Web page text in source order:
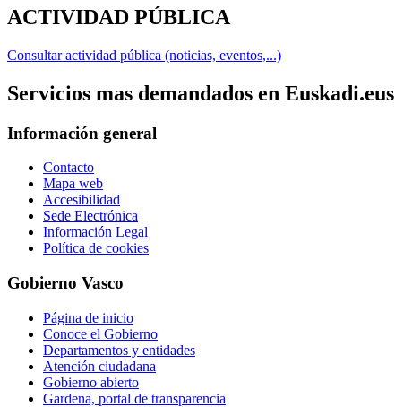
ACTIVIDAD PÚBLICA
Consultar actividad pública (noticias, eventos,...)
Servicios mas demandados en Euskadi.eus
Información general
Contacto
Mapa web
Accesibilidad
Sede Electrónica
Información Legal
Política de cookies
Gobierno Vasco
Página de inicio
Conoce el Gobierno
Departamentos y entidades
Atención ciudadana
Gobierno abierto
Gardena, portal de transparencia